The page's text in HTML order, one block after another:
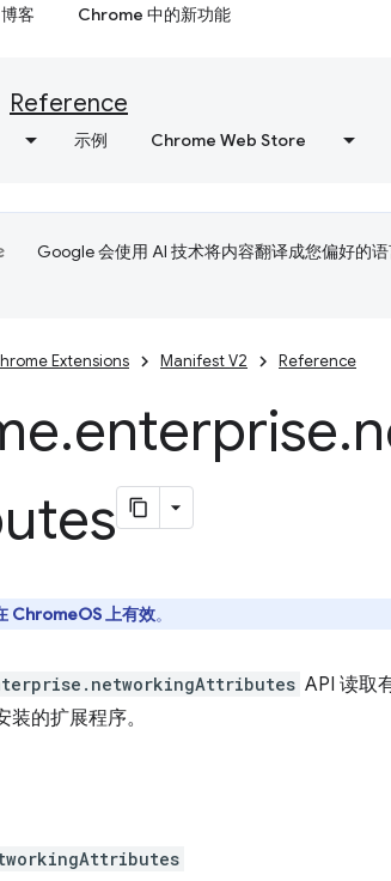
博客 Chrome 中的新功能
Reference
示例 Chrome Web Store
Google 会使用 AI 技术将内容翻译成您偏好的
Extensions Manifest V2 Reference
.enterprise.
ChromeOS 上有效。
API 读取
的扩展程序。